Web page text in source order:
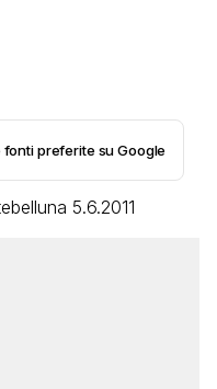
fonti preferite su Google
5.6.2011